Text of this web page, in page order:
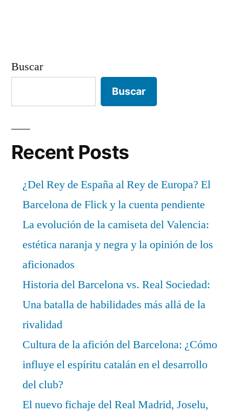
Buscar
Buscar
Recent Posts
¿Del Rey de España al Rey de Europa? El
Barcelona de Flick y la cuenta pendiente
La evolución de la camiseta del Valencia:
estética naranja y negra y la opinión de los
aficionados
Historia del Barcelona vs. Real Sociedad:
Una batalla de habilidades más allá de la
rivalidad
Cultura de la afición del Barcelona: ¿Cómo
influye el espíritu catalán en el desarrollo
del club?
El nuevo fichaje del Real Madrid, Joselu,